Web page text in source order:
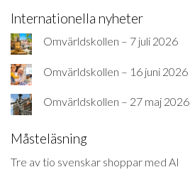
Internationella nyheter
Omvärldskollen – 7 juli 2026
Omvärldskollen – 16 juni 2026
Omvärldskollen – 27 maj 2026
Måsteläsning
Tre av tio svenskar shoppar med AI